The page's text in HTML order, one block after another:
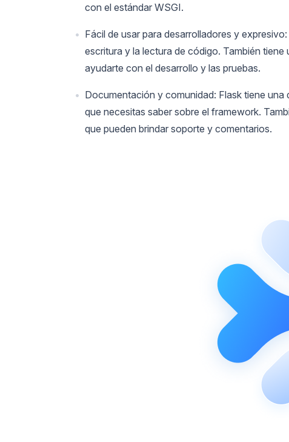
con el estándar WSGI.
Fácil de usar para desarrolladores y
escritura y la lectura de código. También
ayudarte con el desarrollo y las pruebas.
Documentación y comunidad: Flask tiene
que necesitas saber sobre el framework.
que pueden brindar soporte y comentarios.